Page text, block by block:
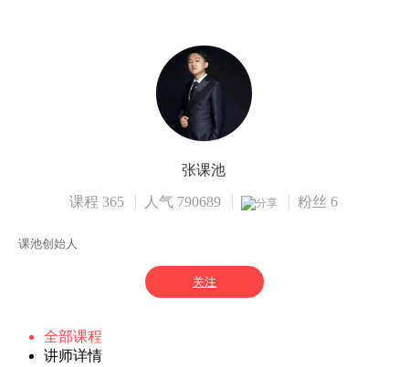
张课池
课程 365 人气 790689 分享 粉丝 6
课池创始人
关注
全部课程
讲师详情